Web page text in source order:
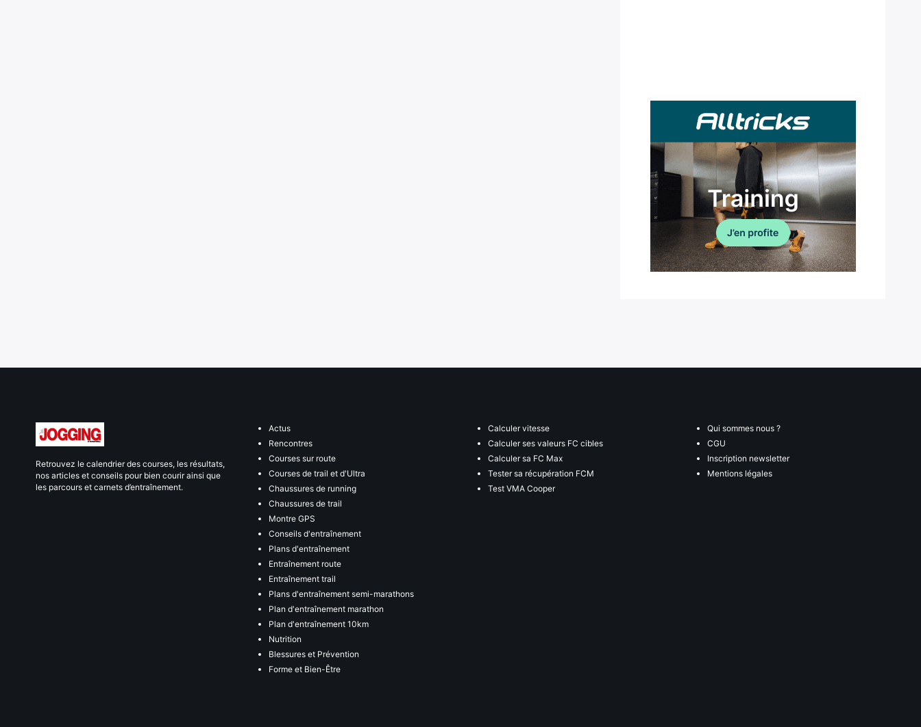
Retrouvez le calendrier des courses, les résultats,
nos articles et conseils pour bien courir ainsi que
les parcours et carnets d’entraînement.
Actus
Rencontres
Courses sur route
Courses de trail et d'Ultra
Chaussures de running
Chaussures de trail
Montre GPS
Conseils d'entraînement
Plans d'entraînement
Entraînement route
Entraînement trail
Plans d'entraînement semi-marathons
Plan d'entraînement marathon
Plan d'entraînement 10km
Nutrition
Blessures et Prévention
Forme et Bien-Être
Calculer vitesse
Calculer ses valeurs FC cibles
Calculer sa FC Max
Tester sa récupération FCM
Test VMA Cooper
Qui sommes nous ?
CGU
Inscription newsletter
Mentions légales